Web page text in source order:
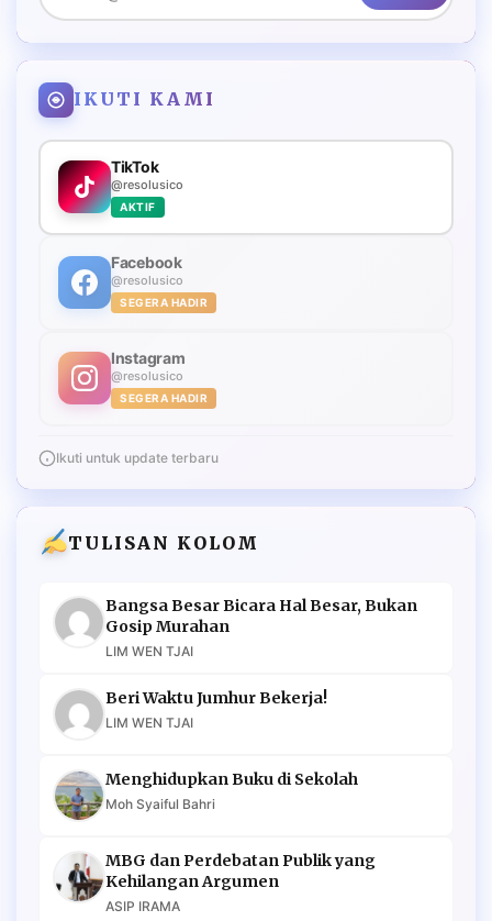
IKUTI KAMI
TikTok
@resolusico
AKTIF
Facebook
@resolusico
SEGERA HADIR
Instagram
@resolusico
SEGERA HADIR
Ikuti untuk update terbaru
TULISAN KOLOM
Bangsa Besar Bicara Hal Besar, Bukan
Gosip Murahan
LIM WEN TJAI
Beri Waktu Jumhur Bekerja!
LIM WEN TJAI
Menghidupkan Buku di Sekolah
Moh Syaiful Bahri
MBG dan Perdebatan Publik yang
Kehilangan Argumen
ASIP IRAMA